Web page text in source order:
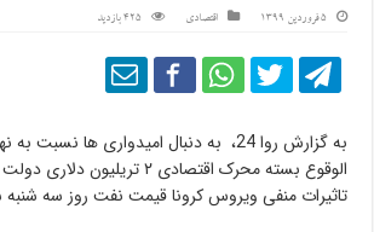
5 فروردین 1399 اقتصادی 425 بازدید
به گزارش روا 24، به دنبال امیدواری ها
الوقوع بسته محرک اقتصادی ۲
تاثیرات منفی ویروس کرونا قیمت نفت روز سه